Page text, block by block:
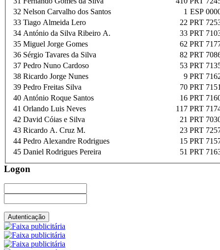
32 Nelson Carvalho dos Santos 1 ESP
33 Tiago Almeida Lero 22 PRT
34 António da Silva Ribeiro A. 33 PRT
35 Miguel Jorge Gomes 62 PRT
36 Sérgio Tavares da Silva 82 PRT
37 Pedro Nuno Cardoso 53 PRT
38 Ricardo Jorge Nunes 9 PRT
39 Pedro Freitas Silva 70 PRT
40 António Roque Santos 16 PRT
41 Orlando Luis Neves 117 PRT
42 David Cóias e Silva 21 PRT
43 Ricardo A. Cruz M. 23 PRT
44 Pedro Alexandre Rodrigues 15 PRT
45 Daniel Rodrigues Pereira 51 PRT
Logon